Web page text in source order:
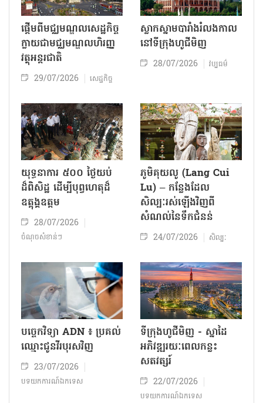
លោក Peter Cuong
Franklin -
វិលត្រឡប់មកវៀតណាម
ដើម្បីរៀបរាប់ពីរសជាតិស្រុក
កំណើត
មិត្តភក្តិជាមួយនឹងវៀតណាម
លោក ង្វៀន ឌិញ ទឺ
(Nguyen Dinh Tu) -
អ្នកថែរក្សាអនុស្សាវរីយ៍
ប្រវត្តិសាស្ត្រទីក្រុង ហូជីមិញ
ផ្តើមពីមជ្ឈមណ្ឌលសេដ្ឋកិច្ច
ក្លាយជាមជ្ឈមណ្ឌលហិរញ្ញ
វត្ថុអន្តរជាតិ
ស្លាកស្នាមបារាំងរំលងកាល
នៅទីក្រុង​ហូជីមិញ​
28/07/2026 វប្បធម៌
យុទ្ធនាការ ៥០០ ថ្ងៃយប់
ដ៏ពិសិដ្ឋ ដើម្បីបុព្វហេតុដ៏
ឧត្តុង្គឧត្តម
ភូមិគុយលូ (Lang Cui
Lu) – កន្លែងដែល
សិល្បៈរស់ឡើងវិញពី
សំណល់នៃទឹកជំនន់